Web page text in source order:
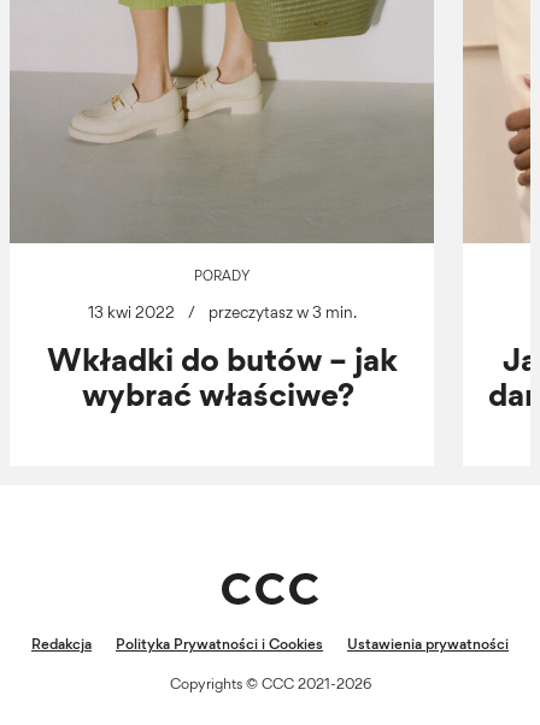
PORADY
13 kwi 2022 / przeczytasz w 3 min.
Wkładki do butów – jak
wybrać właściwe?
Redakcja Polityka Prywatności i Cookies Ustawienia prywatności
Copyrights © CCC 2021-2026